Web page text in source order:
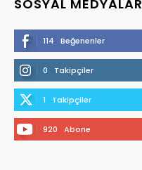
SOSYAL MEDYALAR
114 Beğenenler
0 Takipçiler
1 Takipçiler
920 Abone